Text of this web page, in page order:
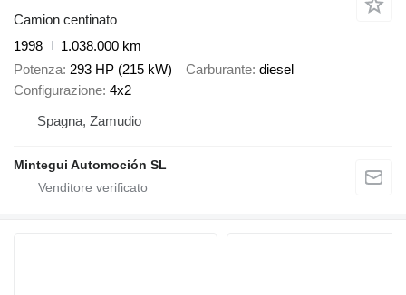
Camion centinato
1998
1.038.000 km
Potenza 293 HP (215 kW) Carburante diesel
Configurazione 4x2
Spagna, Zamudio
Mintegui Automoción SL